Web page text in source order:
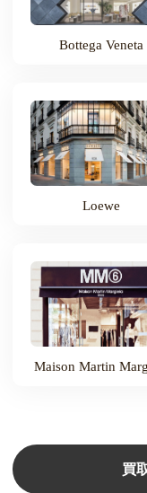
Bottega Veneta
Loewe
Maison Martin
買